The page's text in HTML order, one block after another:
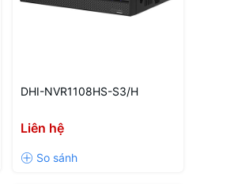
DHI-NVR1108HS-S3/H
Liên hệ